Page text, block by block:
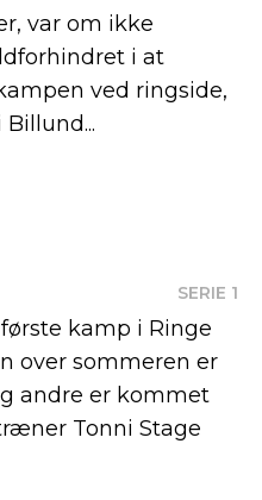
var om ikke
i at
ved ringside,
SERIE 1
kamp i Ringe
over sommeren er
andre er kommet
Tonni Stage